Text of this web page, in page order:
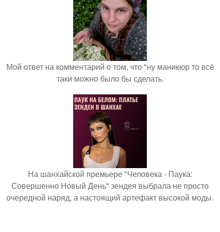
Мой ответ на комментарий о том, что "ну маникюр то всё
таки можно было бы сделать.
На шанхайской премьере "Человека - Паука:
Совершенно Новый День" зендея выбрала не просто
очередной наряд, а настоящий артефакт высокой моды.